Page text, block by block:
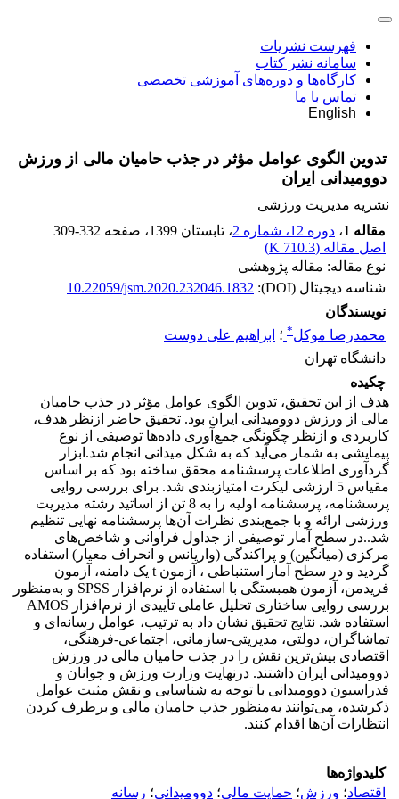
فهرست نشریات
سامانه نشر کتاب
کارگاه‌ها و دوره‌های آموزشی تخصصی
تماس با ما
English
تدوین الگوی عوامل مؤثر در جذب حامیان مالی از ورزش
دوومیدانی ایران
نشریه مدیریت ورزشی
مقاله 1
، دوره 12، شماره 2 ، تابستان 1399 ، صفحه 309-332
اصل مقاله (710.3 K
)
نوع مقاله: مقاله پژوهشی
شناسه دیجیتال (DOI):
10.22059/jsm.2020.232046.1832
نویسندگان
محمدرضا موکل* ؛ ابراهیم علی دوست
دانشگاه تهران
چکیده
هدف از این تحقیق، تدوین الگوی عوامل مؤثر در جذب حامیان
مالی از ورزش دوومیدانی ایران بود. تحقیق حاضر ازنظر هدف،
کاربردی و ازنظر چگونگی جمع‌آوری داده‌ها توصیفی از نوع
پیمایشی به شمار می‌آید که به شکل میدانی انجام شد.ابزار
گردآوری اطلاعات پرسشنامه محقق ساخته بود که بر اساس
مقیاس 5 ارزشی لیکرت امتیازبندی شد. برای بررسی روایی
پرسشنامه، پرسشنامه اولیه را به 8 تن از اساتید رشته مدیریت
ورزشی ارائه و با جمع‌بندی نظرات آن‌ها پرسشنامه نهایی تنظیم
شد..در سطح آمار توصیفی از جداول فراوانی و شاخص‌های
مرکزی (میانگین) و پراکندگی (واریانس و انحراف معیار) استفاده
گردید و در سطح آمار استنباطی ، آزمون t یک دامنه، آزمون
فریدمن، آزمون همبستگی با استفاده از نرم‌افزار SPSS و به‌منظور
بررسی روایی ساختاری تحلیل عاملی تأییدی از نرم‌افزار AMOS
استفاده شد. نتایج تحقیق نشان داد به ترتیب، عوامل رسانه‌ای و
تماشاگران، دولتی، مدیریتی-سازمانی، اجتماعی-فرهنگی،
اقتصادی بیش‌ترین نقش را در جذب حامیان مالی در ورزش
دوومیدانی ایران داشتند. درنهایت وزارت ورزش و جوانان و
فدراسیون دوومیدانی با توجه به شناسایی و نقش مثبت عوامل
ذکرشده، می‌توانند به‌منظور جذب حامیان مالی و برطرف کردن
انتظارات آن‌ها اقدام کنند.
کلیدواژه‌ها
اقتصاد؛ ورزش؛ حمایت مالی؛ دوومیدانی؛ رسانه